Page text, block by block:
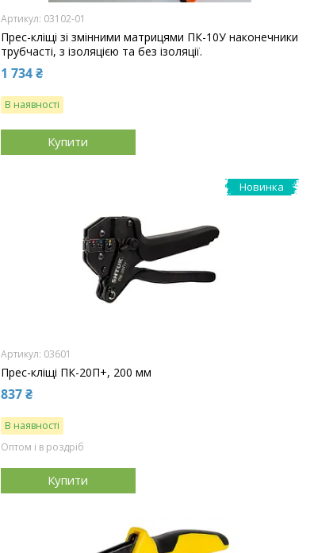
03102-01
Прес-кліщі зі змінними матрицями ПК-10У наконечники
трубчасті, з ізоляцією та без ізоляції.
1 734 ₴
В наявності
Купити
Новинка
03601
Прес-кліщі ПК-20П+, 200 мм
837 ₴
В наявності
Оптом і в роздріб
Купити